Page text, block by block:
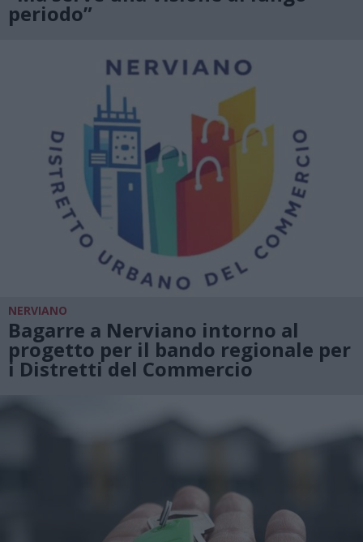
periodo”
NERVIANO
Bagarre a Nerviano intorno al
progetto per il bando regionale per
i Distretti del Commercio